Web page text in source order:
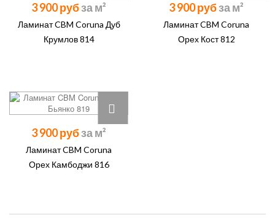
3 900 руб
Ламинат CBM Coruna Дуб
Крумлов 814
3 900 руб
Ламинат CBM Coruna
Орех Кост 812
3 900 руб
Ламинат CBM Coruna
Орех Камбоджи 816